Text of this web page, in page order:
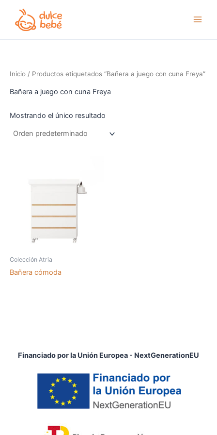
contenido
Inicio / Productos etiquetados “Bañera a juego con cuna Freya”
Bañera a juego con cuna Freya
Mostrando el único resultado
Colección Atria
Bañera cómoda
Financiado por la Unión Europea - NextGenerationEU